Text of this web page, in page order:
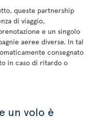
queste partnership
di viaggio,
e un singolo
aeree diverse. In tal
consegnato
in caso di ritardo o
un volo è